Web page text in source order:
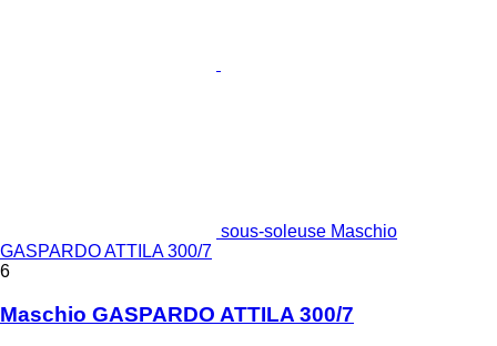
sous-soleuse Maschio
GASPARDO ATTILA 300/7
6
Maschio GASPARDO ATTILA 300/7